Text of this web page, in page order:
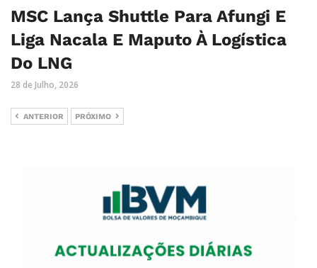
MSC Lança Shuttle Para Afungi E
Liga Nacala E Maputo À Logística
Do LNG
28 de Julho, 2026
ANTERIOR PRÓXIMO